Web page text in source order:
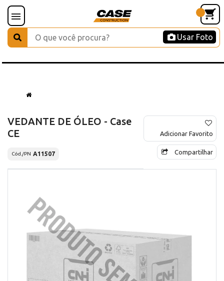
Usar Foto
VEDANTE DE ÓLEO - Case
CE
Cód./PN A11507
Adicionar Favorito
Compartilhar